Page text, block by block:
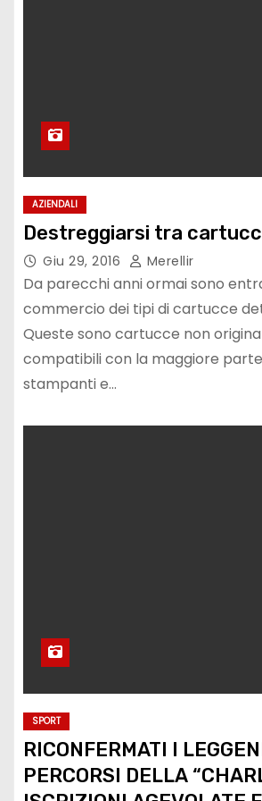
AZIENDALI
Destreggiarsi tra
Giu 29, 2016 Merellir
Da parecchi anni ormai sono
commercio dei tipi di cartucce
Queste sono cartucce non
compatibili con la maggiore
stampanti e…
SPORT
RICONFERMATI I
PERCORSI DELLA